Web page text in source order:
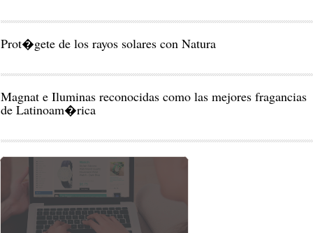
Prot�gete de los rayos solares con Natura
Magnat e Iluminas reconocidas como las mejores fragancias
de Latinoam�rica